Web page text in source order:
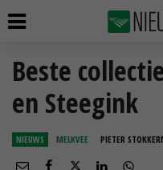
Beste
en Steegink
NIEUWS MELKVEE PIETER